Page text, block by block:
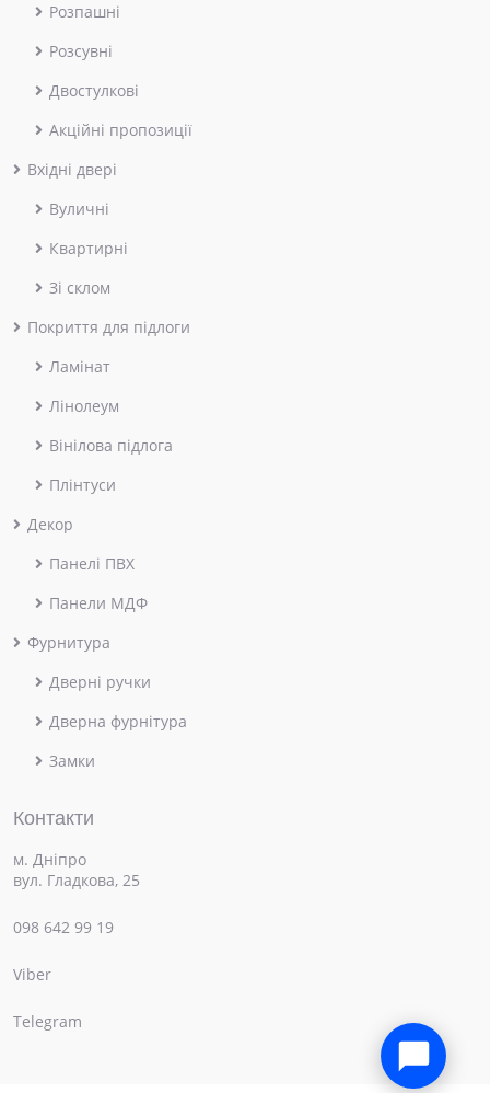
Розпашні
Розсувні
Двостулкові
Акційні пропозиції
Вхідні двері
Вуличні
Квартирні
Зі склом
Покриття для підлоги
Ламінат
Лінолеум
Вінілова підлога
Плінтуси
Декор
Панелі ПВХ
Панели МДФ
Фурнитура
Дверні ручки
Дверна фурнітура
Замки
Контакти
м. Дніпро
вул. Гладкова, 25
098 642 99 19
Viber
Telegram